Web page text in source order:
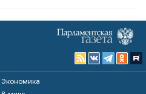
Экономика